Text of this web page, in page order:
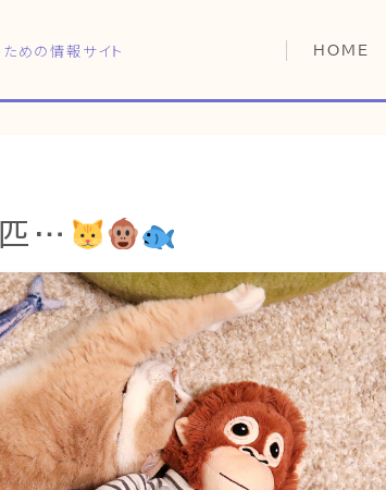
めの情報サイト HOME
ねこ日和
どっちがいい？
猫暮らしの平均
猫のなぜ？
ゆずとシンバの日常
…